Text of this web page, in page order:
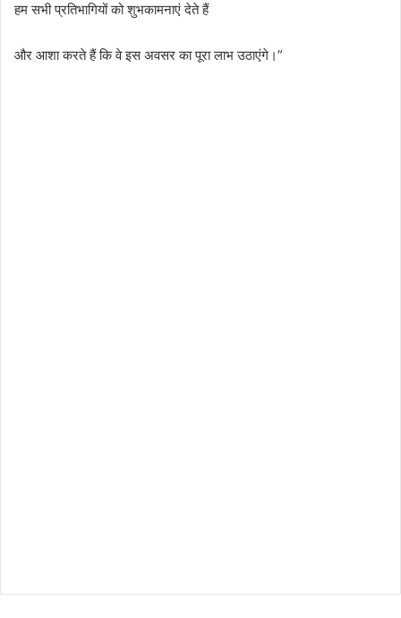
हम सभी प्रतिभागियों को शुभकामनाएं देते हैं
और आशा करते हैं कि वे इस अवसर का पूरा लाभ उठाएंगे।”